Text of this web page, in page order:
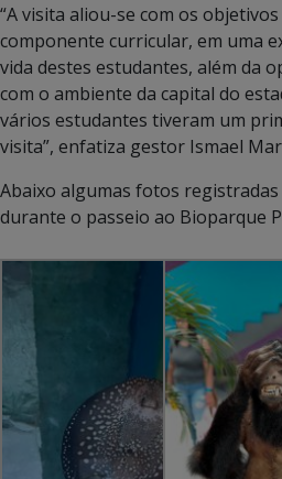
“A visita aliou-se com os
componente curricular, em uma
vida destes estudantes, além da
com o ambiente da capital do
vários estudantes tiveram um
visita”, enfatiza gestor Ismael
Abaixo algumas fotos
durante o passeio ao Bioparque